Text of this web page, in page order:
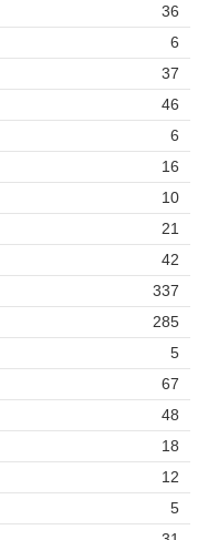
36
6
37
46
6
16
10
21
42
337
285
5
67
48
18
12
5